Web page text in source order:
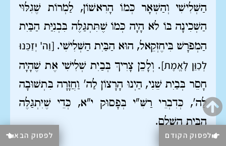
הַשְּׁלִישִׁי וְהַשְּׁאָר כְּמוֹ הָרִאשׁוֹן, לַמְרוֹת שֶׁגִּלּוּי
הַשְּׁכִינָה בּוֹ לֹא הָיָה כְּמוֹ שֶׁתִּתְגַּלֶּה בִּבְנִיַּת הַבַּיִת
הַמְפֹרָשׁ בִּיחֶזְקֵאל, הוּא הַבַּיִת הַשְּׁלִישִׁי. [וַה' יְזַכֵּנוּ
לְכַוֵּן לָאֱמֶת]. וְלָכֵן צָרִיךְ בְּבַיִת שְׁלִישִׁי אֶת שֶׁהָיָה
חָסֵר בְּבַיִת שֵׁנִי, הַיְנוּ הָרָצוֹן לַה' וַחֲזָרָה בִּתְשׁוּבָה
לַה', כְּדִבְרֵי רַשִּׁ"י בְּפָסוּק י"א, כְּדֵי שֶׁיִּתְגַּלֶּה
הַבַּיִת הַשָּׁלֵם.
לפסוק הקודם לפסוק הבא